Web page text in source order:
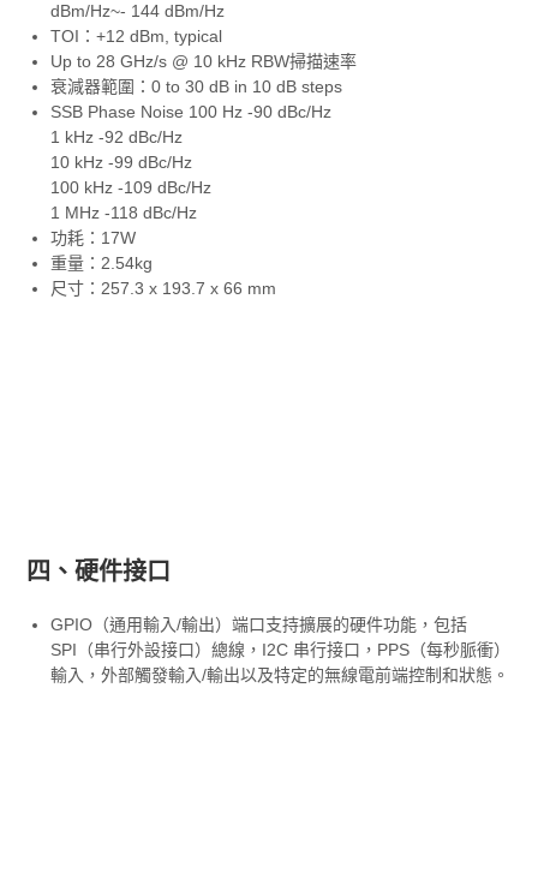
dBm/Hz~- 144 dBm/Hz
TOI：+12 dBm, typical
Up to 28 GHz/s @ 10 kHz RBW掃描速率
衰減器範圍：0 to 30 dB in 10 dB steps
SSB Phase Noise 100 Hz -90 dBc/Hz
1 kHz -92 dBc/Hz
10 kHz -99 dBc/Hz
100 kHz -109 dBc/Hz
1 MHz -118 dBc/Hz
功耗：17W
重量：2.54kg
尺寸：257.3 x 193.7 x 66 mm
四、硬件接口
GPIO（通用輸入/輸出）端口支持擴展的硬件功能，包括
SPI（串行外設接口）總線，I2C 串行接口，PPS（每秒脈衝）
輸入，外部觸發輸入/輸出以及特定的無線電前端控制和狀態。